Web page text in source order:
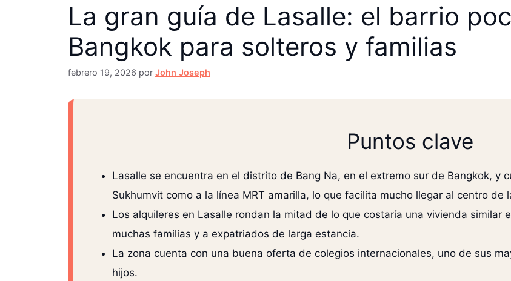
La gran guía de Lasalle: el barrio
Bangkok para solteros y familias
febrero 19, 2026 por John Joseph
Puntos clave
Lasalle se encuentra en el distrito de Bang Na, en el extremo sur de Bangkok, y
Sukhumvit como a la línea MRT amarilla, lo que facilita mucho llegar al centro de
Los alquileres en Lasalle rondan la mitad de lo que costaría una vivienda similar
muchas familias y a expatriados de larga estancia.
La zona cuenta con una buena oferta de colegios internacionales, uno de sus
hijos.